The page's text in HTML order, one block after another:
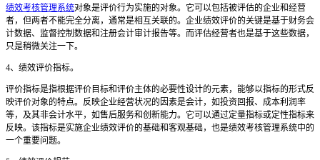
绩效考核管理系统对象是评价行为实施的对象。它可以包括被评估的企业和经营
者，但两者不能完全分离，通常是相互关联的。企业绩效评价的关键是基于财务会
计数据、 监督控制数据和注册会计审计报告等。而评估经营者也是基于这些数据，
只是稍微关注一下。
4、 绩效评价指标。
评价指标是指根据评价目标和评价主体的必要性设计的元素，能够以指标的形式反
映评价对象的特点。反映企业经营状况的因素是会计，如投资回报、 成本利润率
等，及其非会计水平，如售后服务和创新能力。它可以通过定量指标或定性指标来
反映。该指标是实施企业绩效评价的基础和客观基础，也是绩效考核管理系统中的
一个重要问题。